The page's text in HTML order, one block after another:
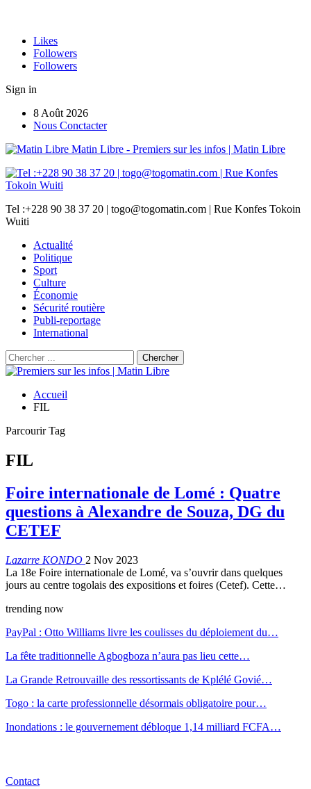
Likes
Followers
Followers
Sign in
8 Août 2026
Nous Conctacter
Matin Libre - Premiers sur les infos | Matin Libre
Tel :+228 90 38 37 20 | togo@togomatin.com | Rue Konfes Tokoin
Wuiti
Actualité
Politique
Sport
Culture
Économie
Sécurité routière
Publi-reportage
International
Accueil
FIL
Parcourir Tag
FIL
Foire internationale de Lomé : Quatre
questions à Alexandre de Souza, DG du
CETEF
Lazarre KONDO 2 Nov 2023
La 18e Foire internationale de Lomé, va s’ouvrir dans quelques
jours au centre togolais des expositions et foires (Cetef). Cette…
trending now
PayPal : Otto Williams livre les coulisses du déploiement du…
La fête traditionnelle Agbogboza n’aura pas lieu cette…
La Grande Retrouvaille des ressortissants de Kplélé Govié…
Togo : la carte professionnelle désormais obligatoire pour…
Inondations : le gouvernement débloque 1,14 milliard FCFA…
Contact